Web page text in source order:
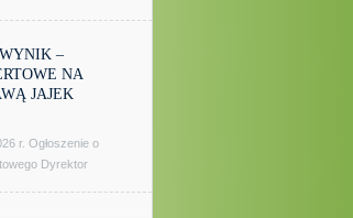
–
NA
JAJEK
r. Ogłoszenie o
Dyrektor